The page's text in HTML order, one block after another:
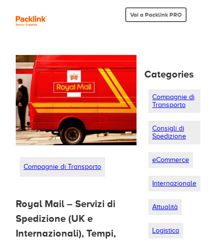
Vai a Packlink PRO
Compagnie di Transporto
Royal Mail – Servizi di
Spedizione (UK e
Internazionali), Tempi,
Categories
Compagnie di
Transporto
Consigli di
Spedizione
eCommerce
Internazionale
Attualità
Logistica